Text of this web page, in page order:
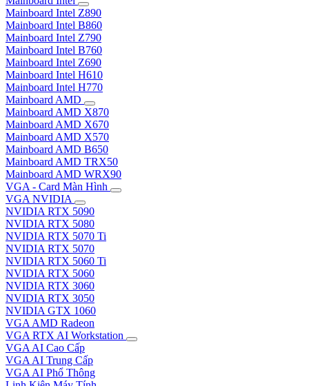
Mainboard Intel Z890
Mainboard Intel B860
Mainboard Intel Z790
Mainboard Intel B760
Mainboard Intel Z690
Mainboard Intel H610
Mainboard Intel H770
Mainboard AMD
Mainboard AMD X870
Mainboard AMD X670
Mainboard AMD X570
Mainboard AMD B650
Mainboard AMD TRX50
Mainboard AMD WRX90
VGA - Card Màn Hình
VGA NVIDIA
NVIDIA RTX 5090
NVIDIA RTX 5080
NVIDIA RTX 5070 Ti
NVIDIA RTX 5070
NVIDIA RTX 5060 Ti
NVIDIA RTX 5060
NVIDIA RTX 3060
NVIDIA RTX 3050
NVIDIA GTX 1060
VGA AMD Radeon
VGA RTX AI Workstation
VGA AI Cao Cấp
VGA AI Trung Cấp
VGA AI Phổ Thông